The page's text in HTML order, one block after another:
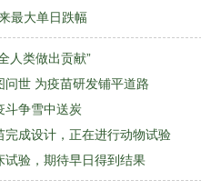
最大单日跌幅
人类做出贡献”
世 为疫苗研发铺平道路
斗争雪中送炭
成设计，正在进行动物试验
验，期待早日得到结果